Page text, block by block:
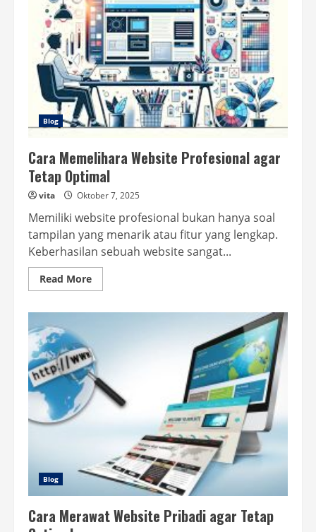
Blog
Cara Memelihara Website Profesional agar
Tetap Optimal
vita Oktober 7, 2025
Memiliki website profesional bukan hanya soal
tampilan yang menarik atau fitur yang lengkap.
Keberhasilan sebuah website sangat...
Read MoreRead
more
agar
Tetap
Optimal
Blog
Cara Merawat Website Pribadi agar Tetap